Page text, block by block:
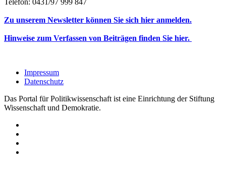
Telefon: 0431/97 999 847
Zu unserem Newsletter können Sie sich hier anmelden.
Hinweise zum Verfassen von Beiträgen finden Sie hier.
Impressum
Datenschutz
Das Portal für Politikwissenschaft ist eine Einrichtung der Stiftung
Wissenschaft und Demokratie.